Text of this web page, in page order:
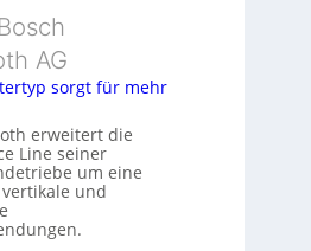
n
u
d
Z
u
t
k
m
b
n
i
e
AG
sorgt für mehr
erweitert die
Line seiner
um eine
und